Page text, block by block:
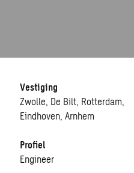
Vestiging
Zwolle, De Bilt, Rotterdam,
Eindhoven, Arnhem
Profiel
Engineer